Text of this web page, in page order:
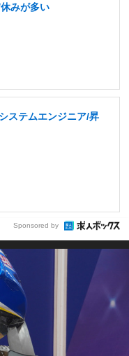
みが多い
ステムエンジニア/昇
Sponsored by